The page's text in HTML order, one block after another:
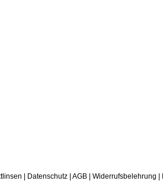
Datenschutz AGB Widerrufsbelehrung